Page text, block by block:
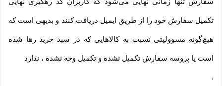
تکمیل سفارش خود را از طریق ایمیل دریافت کنند و بدیهی است که
هیچ‌گونه مسوولیتی نسبت به کالاهایی که در سبد خرید رها شده
است یا پروسه سفارش تکمیل نشده و تکمیل وجه نشده ، ندارد
.